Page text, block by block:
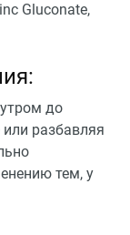
Gluconate,
до
разбавляя
тем, у